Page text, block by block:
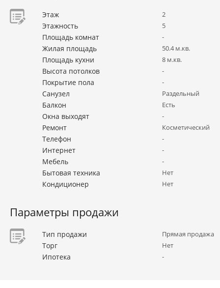
Этаж 2
Этажность 5
Площадь комнат -
Жилая площадь 50.4 м.кв.
Площадь кухни 8 м.кв.
Высота потолков -
Покрытие пола -
Санузел Раздельный
Балкон Есть
Окна выходят -
Ремонт Косметический
Телефон -
Интернет -
Мебель -
Бытовая техника Нет
Кондиционер Нет
Параметры продажи
Тип продажи Прямая продажа
Торг Нет
Ипотека -